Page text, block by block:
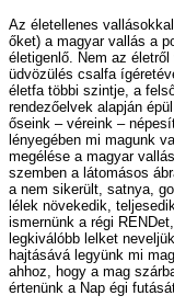
Az életellenes
őket) a magyar vallás a
életigenlő. Nem az
üdvözülés csalfa
életfa többi szintje, a
rendezőelvek alapján
őseink – véreink –
lényegében mi magunk
megélése a magyar
szemben a látomásos
a nem sikerült, satnya,
lélek növekedik,
ismernünk a régi
legkiválóbb lelket
hajtásává legyünk mi
ahhoz, hogy a mag
értenünk a Nap égi